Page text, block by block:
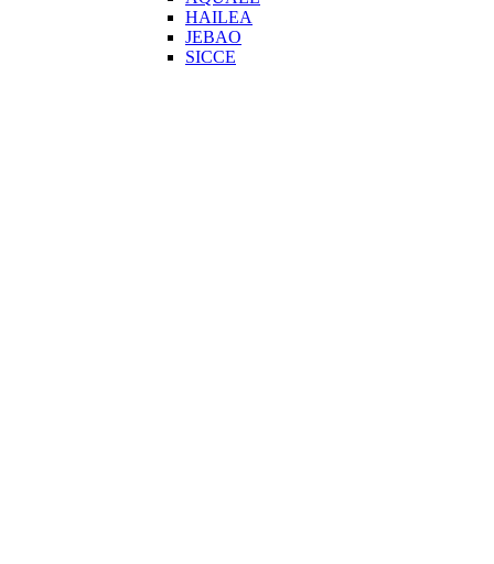
HAILEA
JEBAO
SICCE